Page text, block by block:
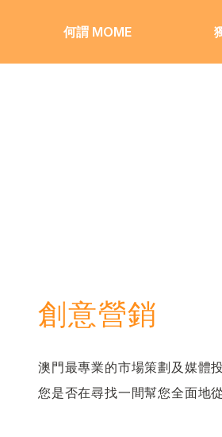
何謂 MOME
創意營銷
澳門最專業的市場策劃及媒體
您是否在尋找一間幫您全面地